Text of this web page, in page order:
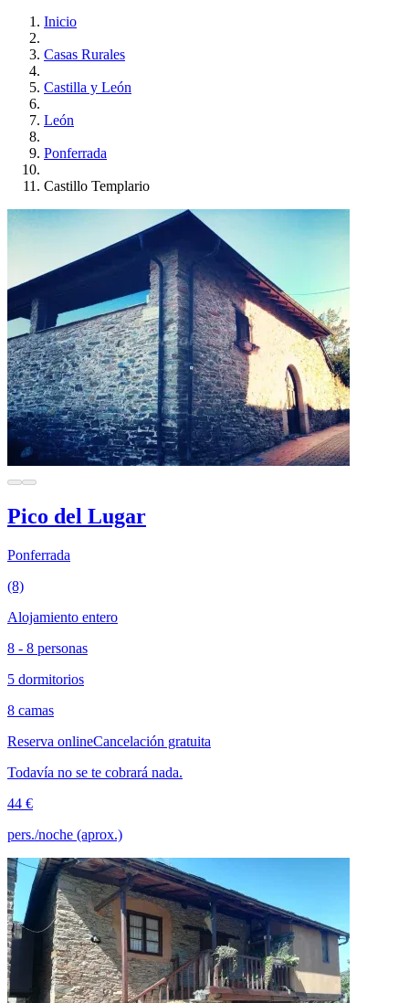
Inicio
Casas Rurales
Castilla y León
León
Ponferrada
Castillo Templario
Pico del Lugar
Ponferrada
(8)
Alojamiento entero
8 - 8 personas
5 dormitorios
8 camas
Reserva onlineCancelación gratuita
Todavía no se te cobrará nada.
44 €
pers./noche (aprox.)